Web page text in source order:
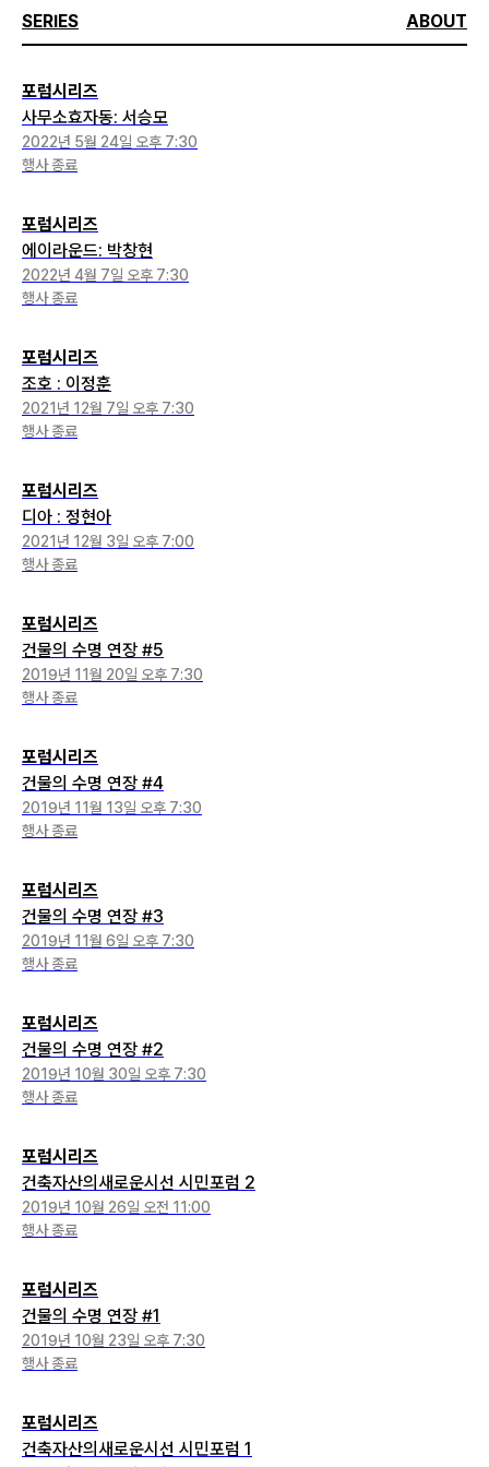
SERIES ABOUT
포럼시리즈
사무소효자동: 서승모
2022년 5월 24일 오후 7:30
행사 종료
포럼시리즈
에이라운드: 박창현
2022년 4월 7일 오후 7:30
행사 종료
포럼시리즈
조호 : 이정훈
2021년 12월 7일 오후 7:30
행사 종료
포럼시리즈
디아 : 정현아
2021년 12월 3일 오후 7:00
행사 종료
포럼시리즈
건물의 수명 연장 #5
2019년 11월 20일 오후 7:30
행사 종료
포럼시리즈
건물의 수명 연장 #4
2019년 11월 13일 오후 7:30
행사 종료
포럼시리즈
건물의 수명 연장 #3
2019년 11월 6일 오후 7:30
행사 종료
포럼시리즈
건물의 수명 연장 #2
2019년 10월 30일 오후 7:30
행사 종료
포럼시리즈
건축자산의새로운시선 시민포럼 2
2019년 10월 26일 오전 11:00
행사 종료
포럼시리즈
건물의 수명 연장 #1
2019년 10월 23일 오후 7:30
행사 종료
포럼시리즈
건축자산의새로운시선 시민포럼 1